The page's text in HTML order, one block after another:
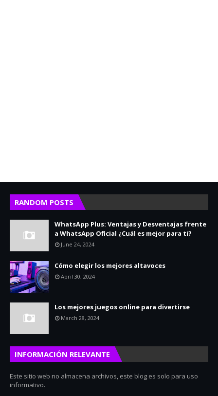
RANDOM POSTS
WhatsApp Plus: Ventajas y Desventajas frente
a WhatsApp Oficial ¿Cuál es mejor para ti?
June 24, 2024
Cómo elegir los mejores altavoces
April 30, 2024
Los mejores juegos online para divertirse
March 28, 2024
INFORMACIÓN RELEVANTE
Este sitio web no almacena archivos, este blog es solo para uso
informativo.